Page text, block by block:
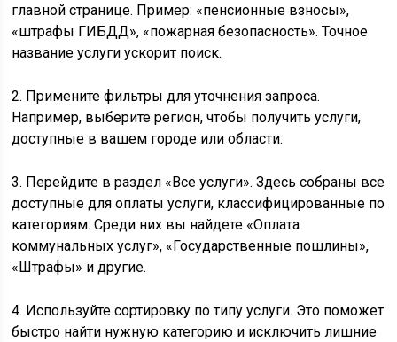
главной странице. Пример: «пенсионные взносы»,
«штрафы ГИБДД», «пожарная безопасность». Точное
название услуги ускорит поиск.
2. Примените фильтры для уточнения запроса.
Например, выберите регион, чтобы получить услуги,
доступные в вашем городе или области.
3. Перейдите в раздел «Все услуги». Здесь собраны все
доступные для оплаты услуги, классифицированные по
категориям. Среди них вы найдете «Оплата
коммунальных услуг», «Государственные пошлины»,
«Штрафы» и другие.
4. Используйте сортировку по типу услуги. Это поможет
быстро найти нужную категорию и исключить лишние